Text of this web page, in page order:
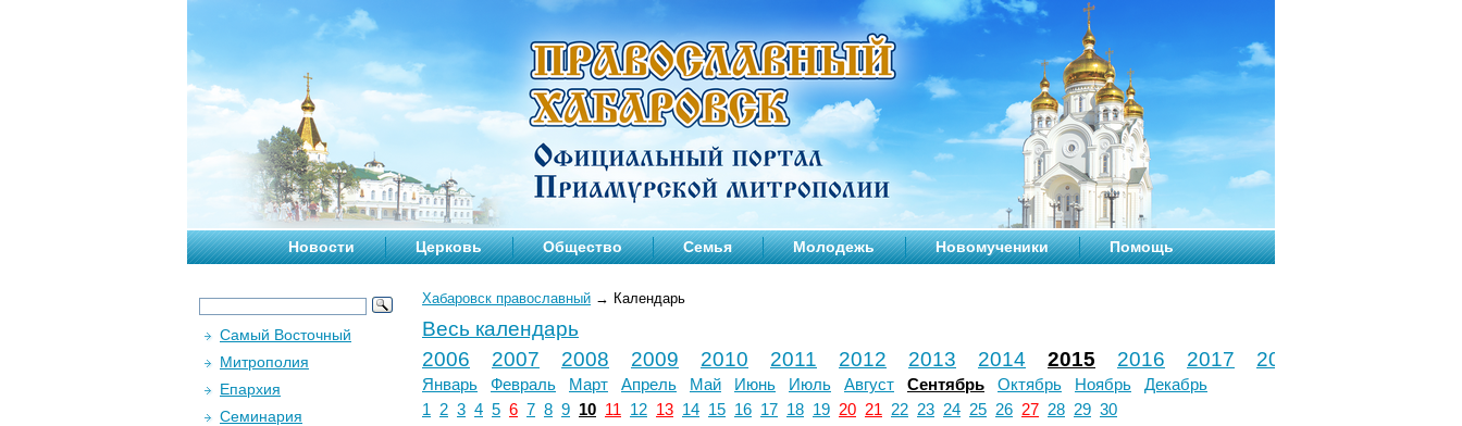
Новости Церковь Общество Семья Молодежь Новомученики Помощь
Хабаровск православный → Календарь
Весь календарь
2006
2007 2008 2009 2010 2011 2012 2013 2014 2015 2016 2017 2018
Январь Февраль Март Апрель Май Июнь Июль Август Сентябрь Октябрь Ноябрь
Декабрь
1
2 3 4 5 6 7 8 9 10 11 12 13 14 15 16 17 18 19 20 21 22 23 24 25 26 27 28 29 30
Самый Восточный
Митрополия
Епархия
Семинария